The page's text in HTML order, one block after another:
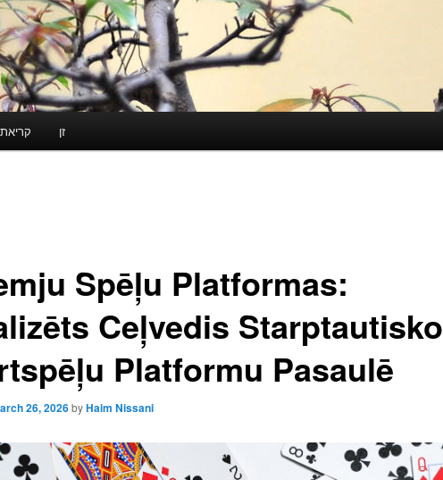
זן
Spēļu Platformas:
Ceļvedis Starptautisko
Platformu Pasaulē
26, 2026byHaim Nissani